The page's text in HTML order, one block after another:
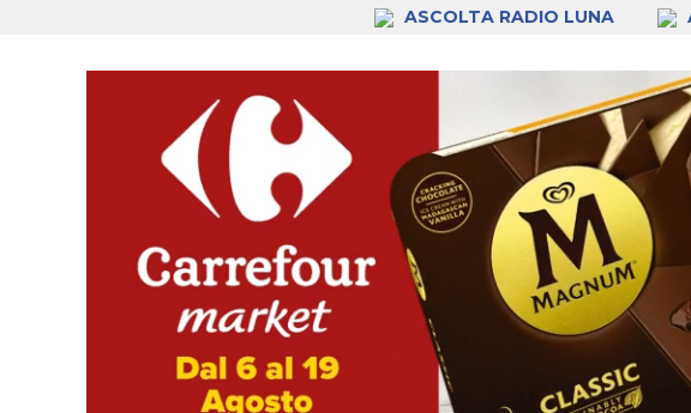
ASCOLTA RADIO LUNA